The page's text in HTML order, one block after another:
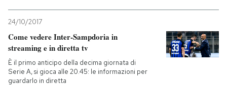
24/10/2017
Come vedere Inter-Sampdoria in
streaming e in diretta tv
È il primo anticipo della decima giornata di
Serie A, si gioca alle 20.45: le informazioni per
guardarlo in diretta